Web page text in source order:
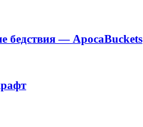
бедствия — ApocaBuckets